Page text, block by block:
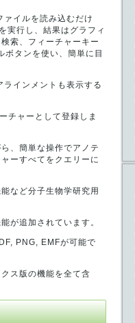
イルを読み込むだけ
実行し、結果はグラフィ
索、フィーチャーキー
タンを使い、簡単に目
インメントも表示する
チャーとして登録しま
、簡単な操作でアノテ
ーすべてをクエリーに
など分子生物学研究用
が追加されています。
PNG, EMFが可能で
ス版の機能を全て含